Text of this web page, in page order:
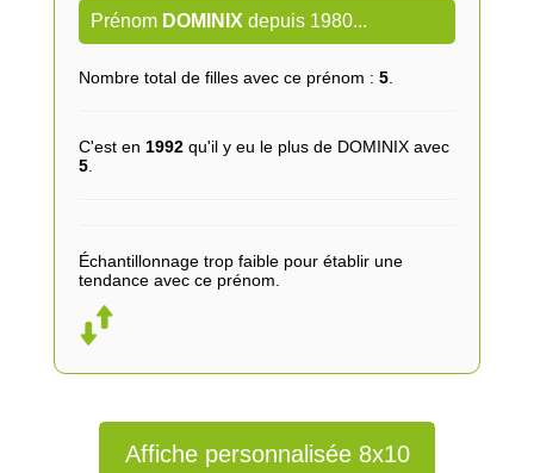
Prénom DOMINIX depuis 1980...
Nombre total de filles avec ce prénom : 5.
C'est en 1992qu'il y eu le plus de DOMINIX avec
5.
Échantillonnage trop faible pour établir une
tendance avec ce prénom.
Affiche personnalisée 8x10